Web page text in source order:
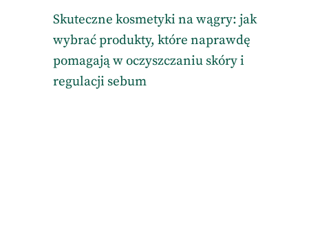
Skuteczne kosmetyki na wągry: jak
wybrać produkty, które naprawdę
pomagają w oczyszczaniu skóry i
regulacji sebum